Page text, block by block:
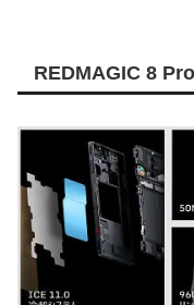
REDMAGIC 8